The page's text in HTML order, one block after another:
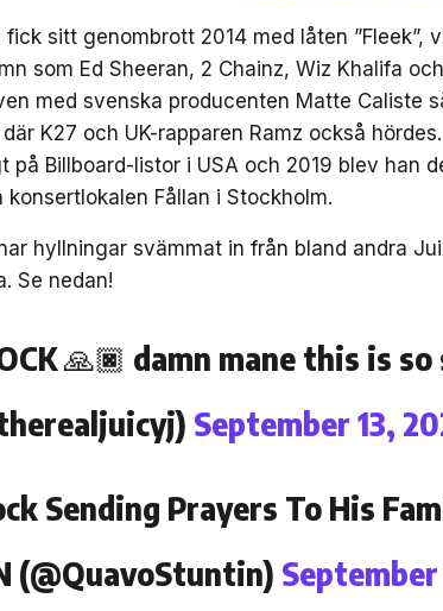
sitt genombrott 2014 med låten ”Fleek”,
som Ed Sheeran, 2 Chainz, Wiz Khalifa
med svenska producenten Matte Caliste
där K27 och UK-rapparen Ramz också
på Billboard-listor i USA och 2019 blev han
konsertlokalen Fållan i Stockholm.
hyllningar svämmat in från bland andra
Se nedan!
🙏🏿 damn mane this is so
September 13,
Sending Prayers To His
(@QuavoStuntin) September